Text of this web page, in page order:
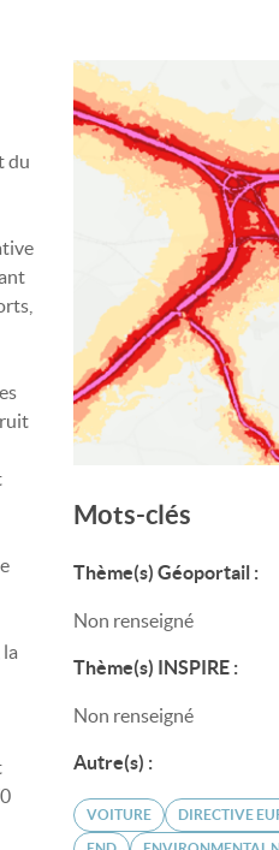
du
Mots-clés
Thème(s) Géoportail :
Non renseigné
Thème(s) INSPIRE :
Non renseigné
Autre(s) :
VOITURE DIRECTIVE